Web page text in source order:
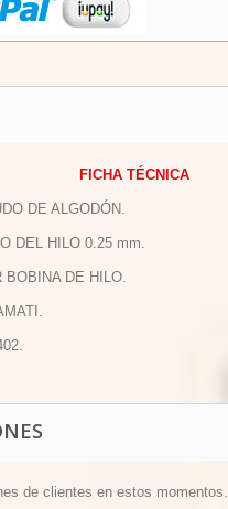
FICHA TÉCNICA
DE ALGODÓN.
DEL HILO 0.25 mm.
BOBINA DE HILO.
de clientes en estos momentos.